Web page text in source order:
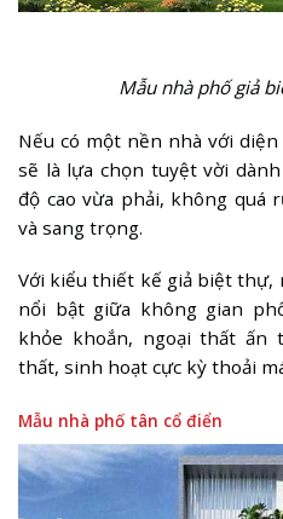
Mẫu nhà phố giả
Nếu có một nền nhà với
sẽ là lựa chọn tuyệt vời
độ cao vừa phải, không
và sang trọng.
Với kiểu thiết kế giả biệt thự,
nổi bật giữa không gian
khỏe khoắn, ngoại thất ấn
thất, sinh hoạt cực kỳ thoải
Mẫu nhà phố tân cổ điển